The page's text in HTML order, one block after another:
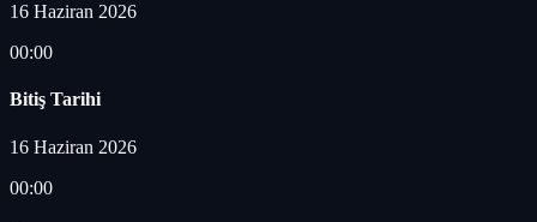
16 Haziran 2026
00:00
Bitiş Tarihi
16 Haziran 2026
00:00